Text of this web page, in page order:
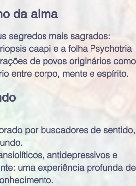
da alma
segredos mais sagrados:
caapi e a folha Psychotria
de povos originários como
entre corpo, mente e espírito.
por buscadores de sentido,
antidepressivos e
uma experiência profunda de